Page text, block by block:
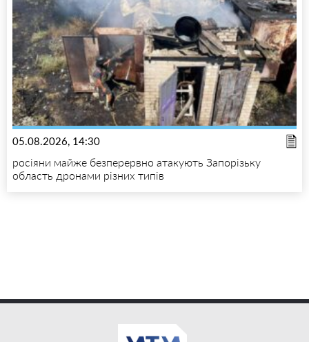
05.08.2026, 14:30
росіяни майже безперервно атакують Запорізьку
область дронами різних типів